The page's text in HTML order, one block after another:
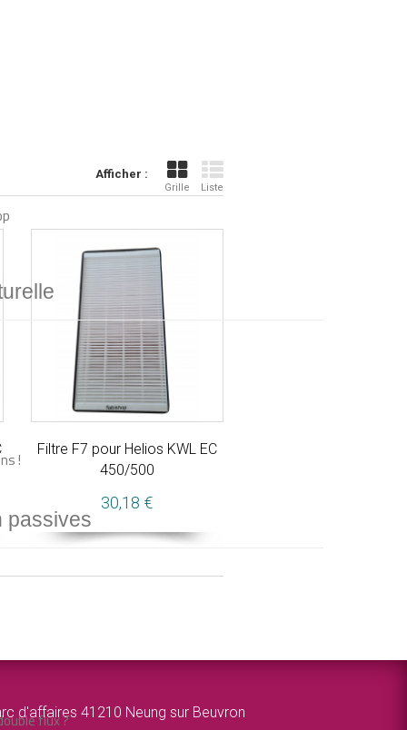
!
passives
flux ?
Afficher :
Grille Liste
Filtre F7 pour Helios KWL EC
450/500
30,18 €
d'affaires 41210 Neung sur Beuvron